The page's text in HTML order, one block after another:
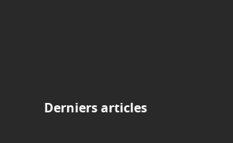
Derniers articles